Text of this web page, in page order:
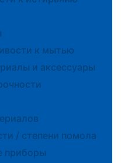
к мытью
и аксессуары
/ степени помола
приборы